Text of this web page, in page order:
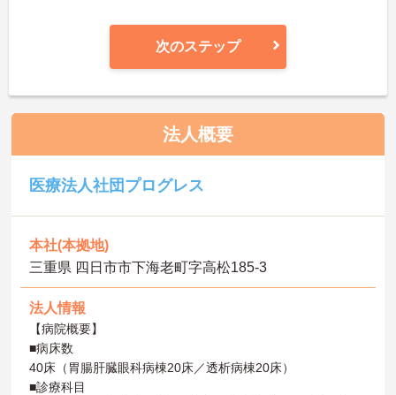
次のステップ
法人概要
医療法人社団プログレス
本社(本拠地)
三重県 四日市市下海老町字高松185-3
法人情報
【病院概要】
■病床数
40床（胃腸肝臓眼科病棟20床／透析病棟20床）
■診療科目